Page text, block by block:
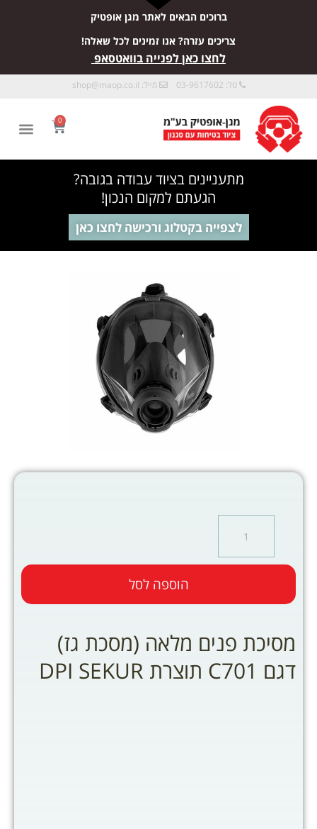
ברוכים הבאים לאתר מגן אופטיק
צריכים עזרה? אנו זמינים לכל שאלה!
לחצו כאן לפנייה בוואטסאפ
טל: 03-9617602 מייל: shop@maop.co.il
0
מתעניינים בציוד עבודה בגובה?
הגעתם למקום הנכון!
לצפייה בקטלוג ורכישה לחצו כאן
מסיכת פנים מלאה (מסכת גז)
דגם C701 תוצרת DPI SEKUR
הוספה לסל